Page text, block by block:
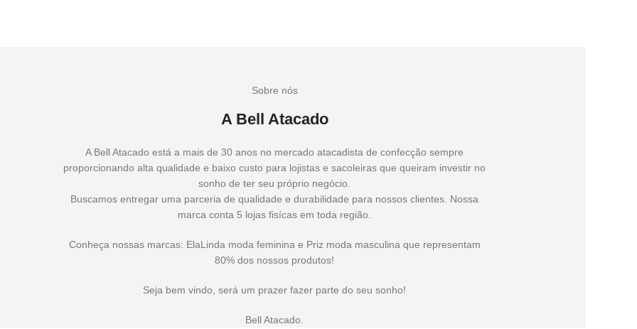
Sobre nós
A Bell Atacado
A Bell Atacado está a mais de 30 anos no mercado atacadista de confecção sempre
proporcionando alta qualidade e baixo custo para lojistas e sacoleiras que queiram investir no
sonho de ter seu próprio negócio.
Buscamos entregar uma parceria de qualidade e durabilidade para nossos clientes. Nossa
marca conta 5 lojas fisícas em toda região.
Conheça nossas marcas: ElaLinda moda feminina e Priz moda masculina que representam
80% dos nossos produtos!
Seja bem vindo, será um prazer fazer parte do seu sonho!
Bell Atacado.